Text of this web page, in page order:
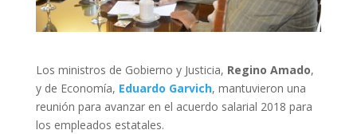
Los ministros de Gobierno y Justicia, Regino Amado,
y de Economía, Eduardo Garvich, mantuvieron una
reunión para avanzar en el acuerdo salarial 2018 para
los empleados estatales.